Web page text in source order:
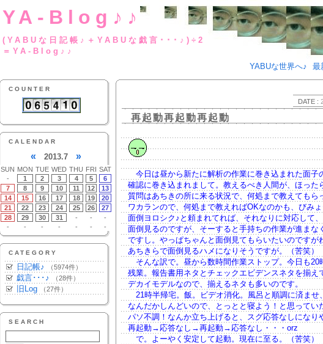
YA-Blog♪♪
(YABUな日記帳♪＋YABUな戯言･
＝YA-Blog♪♪
YABUな世界へ♪
最
COUNTER
CALENDAR
« 2013.7 »
SUN MON TUE WED THU FRI SAT
-
1 2 3 4 5
6
7
8 9 10 11 12
13
14
15 16 17 18 19
20
21
22 23 24 25 26
27
28
29 30 31 - -
-
-
- - - - - -
CATEGORY
日記帳♪ （5974件）
戯言･･･♪ （28件）
旧Log （27件）
SEARCH
DATE :
再起動再起動再起動
今日は昼から新たに解析の作業に巻き込まれた面子
確認に巻き込まれまして。教えるべき人間が、ほった
質問はあちきの所に来る状況で、何処まで教えてもら
ワカランので、何処まで教えればOKなのかも、びみょ
面倒ヨロシク♪と頼まれてれば、それなりに対応して
面倒見るのですが、そーすると手持ちの作業が進まな
ですし。やっぱちゃんと面倒見てもらいたいのですが
あちきらで面倒見るハメになりそうですが。（苦笑）
そんな訳で。昼から数時間作業ストップ。今日も20
残業。報告書用ネタとチェックエビデンスネタを揃え
デカイモデルなので、揃えるネタも多いのです。
21時半帰宅。飯。ビデオ消化。風呂と順調に済ませ
なんだかしんどいので、とっとと寝よう！と思ってい
パソ不調！なんか立ち上げると、スグ応答なしになり
再起動→応答なし→再起動→応答なし・・・orz
で。よーやく安定して起動。現在に至る。（苦笑）